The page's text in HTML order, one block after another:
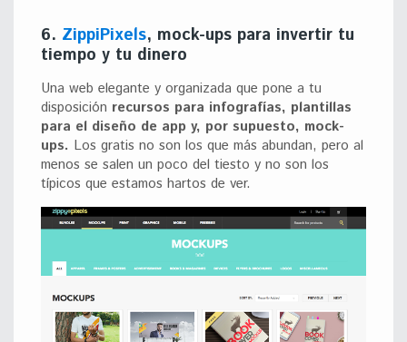
6. ZippiPixels, mock-ups para invertir tu
tiempo y tu dinero
Una web elegante y organizada que pone a tu
disposición recursos para infografías, plantillas
para el diseño de app y, por supuesto, mock-
ups. Los gratis no son los que más abundan, pero al
menos se salen un poco del tiesto y no son los
típicos que estamos hartos de ver.